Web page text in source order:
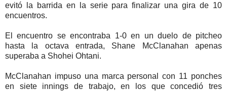
evitó la barrida en la serie para finalizar una gira de 10
encuentros.
El encuentro se encontraba 1-0 en un duelo de pitcheo
hasta la octava entrada, Shane McClanahan apenas
superaba a Shohei Ohtani.
McClanahan impuso una marca personal con 11 ponches
en siete innings de trabajo, en los que concedió tres